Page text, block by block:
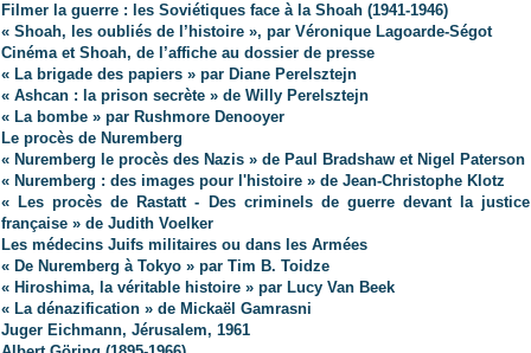
Filmer la guerre : les Soviétiques face à la Shoah (1941-1946)
« Shoah, les oubliés de l’histoire », par Véronique Lagoarde-Ségot
Cinéma et Shoah, de l’affiche au dossier de presse
« La brigade des papiers » par Diane Perelsztejn
« Ashcan : la prison secrète » de Willy Perelsztejn
« La bombe » par Rushmore Denooyer
Le procès de Nuremberg
« Nuremberg le procès des Nazis » de Paul Bradshaw et Nigel Paterson
« Nuremberg : des images pour l'histoire » de Jean-Christophe Klotz
« Les procès de Rastatt - Des criminels de guerre devant la justice
française » de Judith Voelker
Les médecins Juifs militaires ou dans les Armées
« De Nuremberg à Tokyo » par Tim B. Toidze
« Hiroshima, la véritable histoire » par Lucy Van Beek
« La dénazification » de Mickaël Gamrasni
Juger Eichmann, Jérusalem, 1961